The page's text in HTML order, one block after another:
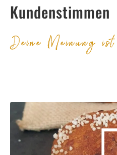
Kundenstimmen
Deine Meinung